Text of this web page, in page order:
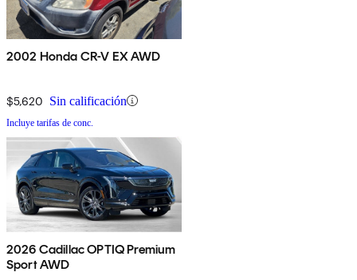
2002 Honda CR-V EX AWD
$5,620 Sin calificación
Incluye tarifas de conc.
2026 Cadillac OPTIQ Premium
Sport AWD